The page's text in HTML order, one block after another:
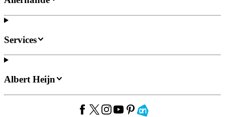
Services
Albert Heijn